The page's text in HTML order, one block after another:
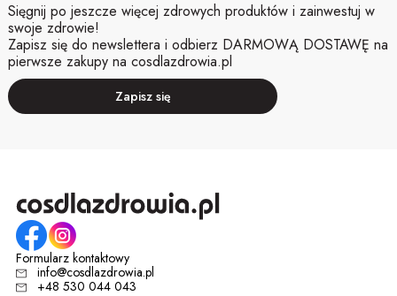
Sięgnij po jeszcze więcej zdrowych produktów i zainwestuj w
swoje zdrowie!
Zapisz się do newslettera i odbierz DARMOWĄ DOSTAWĘ na
pierwsze zakupy na cosdlazdrowia.pl
Zapisz się
Formularz kontaktowy
info@cosdlazdrowia.pl
+48 530 044 043